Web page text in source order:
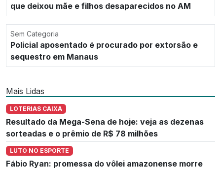
que deixou mãe e filhos desaparecidos no AM
Sem Categoria
Policial aposentado é procurado por extorsão e
sequestro em Manaus
Mais Lidas
LOTERIAS CAIXA
Resultado da Mega-Sena de hoje: veja as dezenas
sorteadas e o prêmio de R$ 78 milhões
LUTO NO ESPORTE
Fábio Ryan: promessa do vôlei amazonense morre